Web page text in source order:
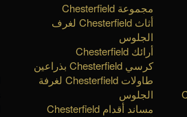
مجموعة Chesterfield
أثاث Chesterfield لغرف
الجلوس
أرائك Chesterfield
كرسي Chesterfield بذراعين
طاولات Chesterfield لغرفة
الجلوس
مساند أقدام Chesterfield